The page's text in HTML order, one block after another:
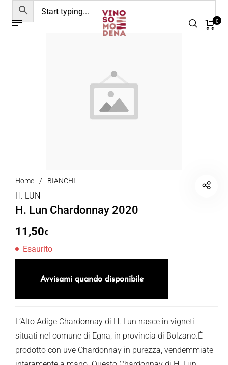
0
Home / BIANCHI
H. LUN
H. Lun Chardonnay 2020
11,50€
Esaurito
Avvisami quando disponibile
L’Alto Adige Chardonnay di H. Lun nasce in vigneti
situati nel comune di Egna, in provincia di Bolzano.È
prodotto con uve Chardonnay in purezza, vendemmiate